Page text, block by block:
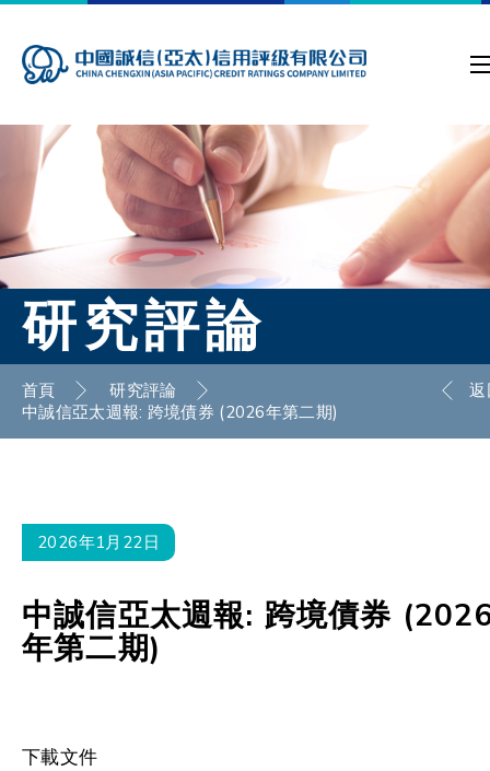
研究評論
首頁
研究評論
中誠信亞太週報: 跨境債券 (2026年第二期)
2026年1月22日
中誠信亞太週報: 跨境債券
年第二期)
下載文件